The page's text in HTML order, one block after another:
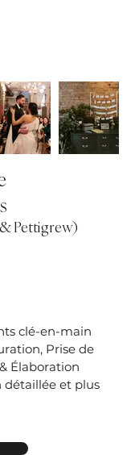
Pettigrew)
clé-en-main
Prise de
Élaboration
détaillée et plus